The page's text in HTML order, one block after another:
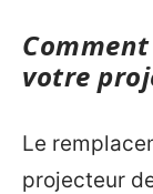
votre
Le
projecteur